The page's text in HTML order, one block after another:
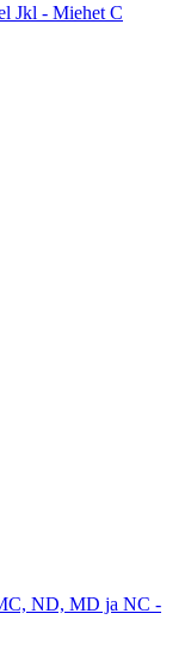
Jkl - Miehet C
ND, MD ja NC -